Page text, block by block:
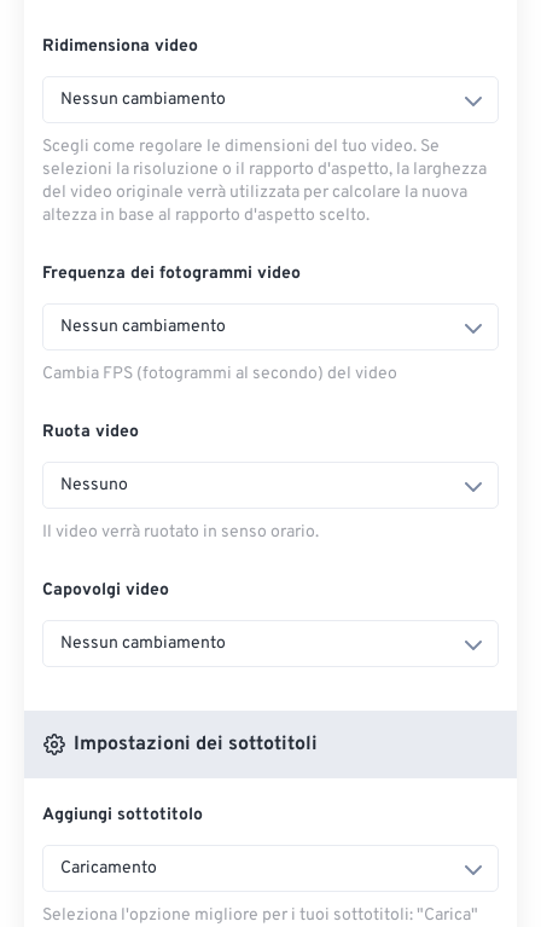
Ridimensiona video
Nessun cambiamento
Scegli come regolare le dimensioni del tuo video. Se
selezioni la risoluzione o il rapporto d'aspetto, la larghezza
del video originale verrà utilizzata per calcolare la nuova
altezza in base al rapporto d'aspetto scelto.
Frequenza dei fotogrammi video
Nessun cambiamento
Cambia FPS (fotogrammi al secondo) del video
Ruota video
Nessuno
Il video verrà ruotato in senso orario.
Capovolgi video
Nessun cambiamento
Impostazioni dei sottotitoli
Aggiungi sottotitolo
Caricamento
Seleziona l'opzione migliore per i tuoi sottotitoli: "Carica" ​​